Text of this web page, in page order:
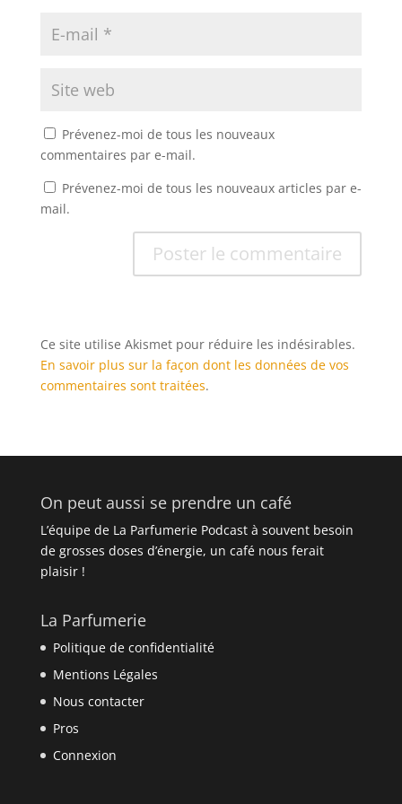
Prévenez-moi de tous les nouveaux
commentaires par e-mail.
Prévenez-moi de tous les nouveaux articles par e-
mail.
Ce site utilise Akismet pour réduire les indésirables.
En savoir plus sur la façon dont les données de vos
commentaires sont traitées.
On peut aussi se prendre un café
L’équipe de La Parfumerie Podcast à souvent besoin
de grosses doses d’énergie, un café nous ferait
plaisir !
La Parfumerie
Politique de confidentialité
Mentions Légales
Nous contacter
Pros
Connexion